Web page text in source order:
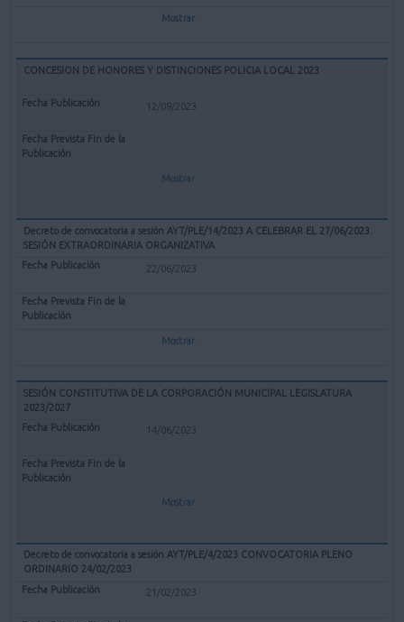
Mostrar
CONCESION DE HONORES Y DISTINCIONES POLICIA LOCAL 2023
12/09/2023
Mostrar
Decreto de convocatoria a sesión AYT/PLE/14/2023 A CELEBRAR EL 27/06/2023.
SESIÓN EXTRAORDINARIA ORGANIZATIVA
22/06/2023
Mostrar
SESIÓN CONSTITUTIVA DE LA CORPORACIÓN MUNICIPAL LEGISLATURA
2023/2027
14/06/2023
Mostrar
Decreto de convocatoria a sesión AYT/PLE/4/2023 CONVOCATORIA PLENO
ORDINARIO 24/02/2023
21/02/2023